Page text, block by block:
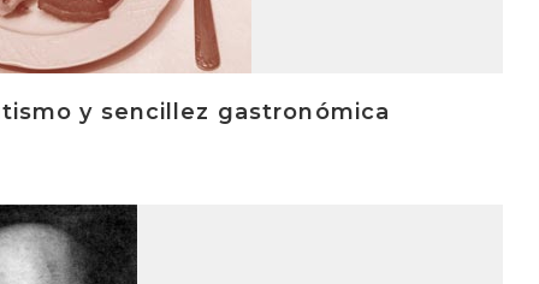
y sencillez gastronómica